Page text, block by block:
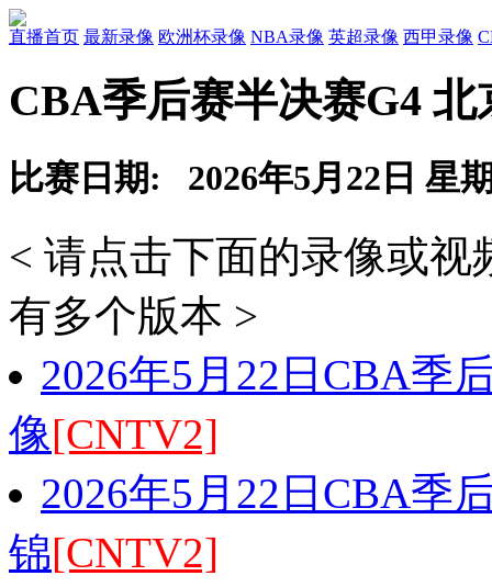
直播首页 最新录像 欧洲杯录像 NBA录像 英超录像 西甲录像
CBA季后赛半决赛G4
比赛日期: 2026年5月22日 星
< 请点击下面的录像或
有多个版本 >
2026年5月22日CBA季
像[CNTV2]
2026年5月22日CBA季
锦[CNTV2]